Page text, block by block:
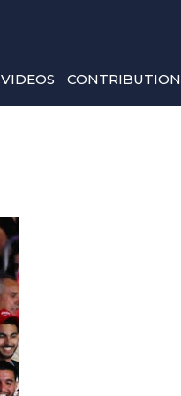
VIDEOS CONTRIBUTION